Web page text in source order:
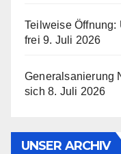
Teilweise
frei 9. Juli 2026
Generalsanierung
sich 8. Juli 2026
UNSER ARCHIV